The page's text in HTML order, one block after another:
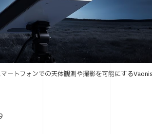
ートフォンでの天体観測や撮影を可能にする